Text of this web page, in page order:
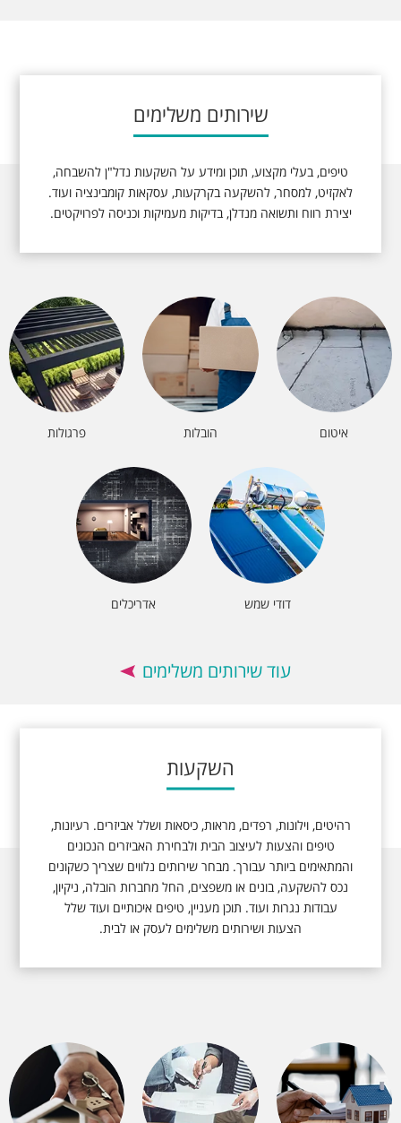
שירותים משלימים
טיפים, בעלי מקצוע, תוכן ומידע על השקעות נדל"ן להשבחה,
לאקזיט, למסחר, להשקעה בקרקעות, עסקאות קומבינציה ועוד.
יצירת רווח ותשואה מנדלן, בדיקות מעמיקות וכניסה לפרויקטים.
איטום הובלות פרגולות
דודי שמש אדריכלים
עוד שירותים משלימים
השקעות
רהיטים, וילונות, רפדים, מראות, כיסאות ושלל אביזרים. רעיונות,
טיפים והצעות לעיצוב הבית ולבחירת האביזרים הנכונים
והמתאימים ביותר עבורך. מבחר שירותים נלווים שצריך כשקונים
נכס להשקעה, בונים או משפצים, החל מחברות הובלה, ניקיון,
עבודות נגרות ועוד. תוכן מעניין, טיפים איכותיים ועוד שלל
הצעות ושירותים משלימים לעסק או לבית.